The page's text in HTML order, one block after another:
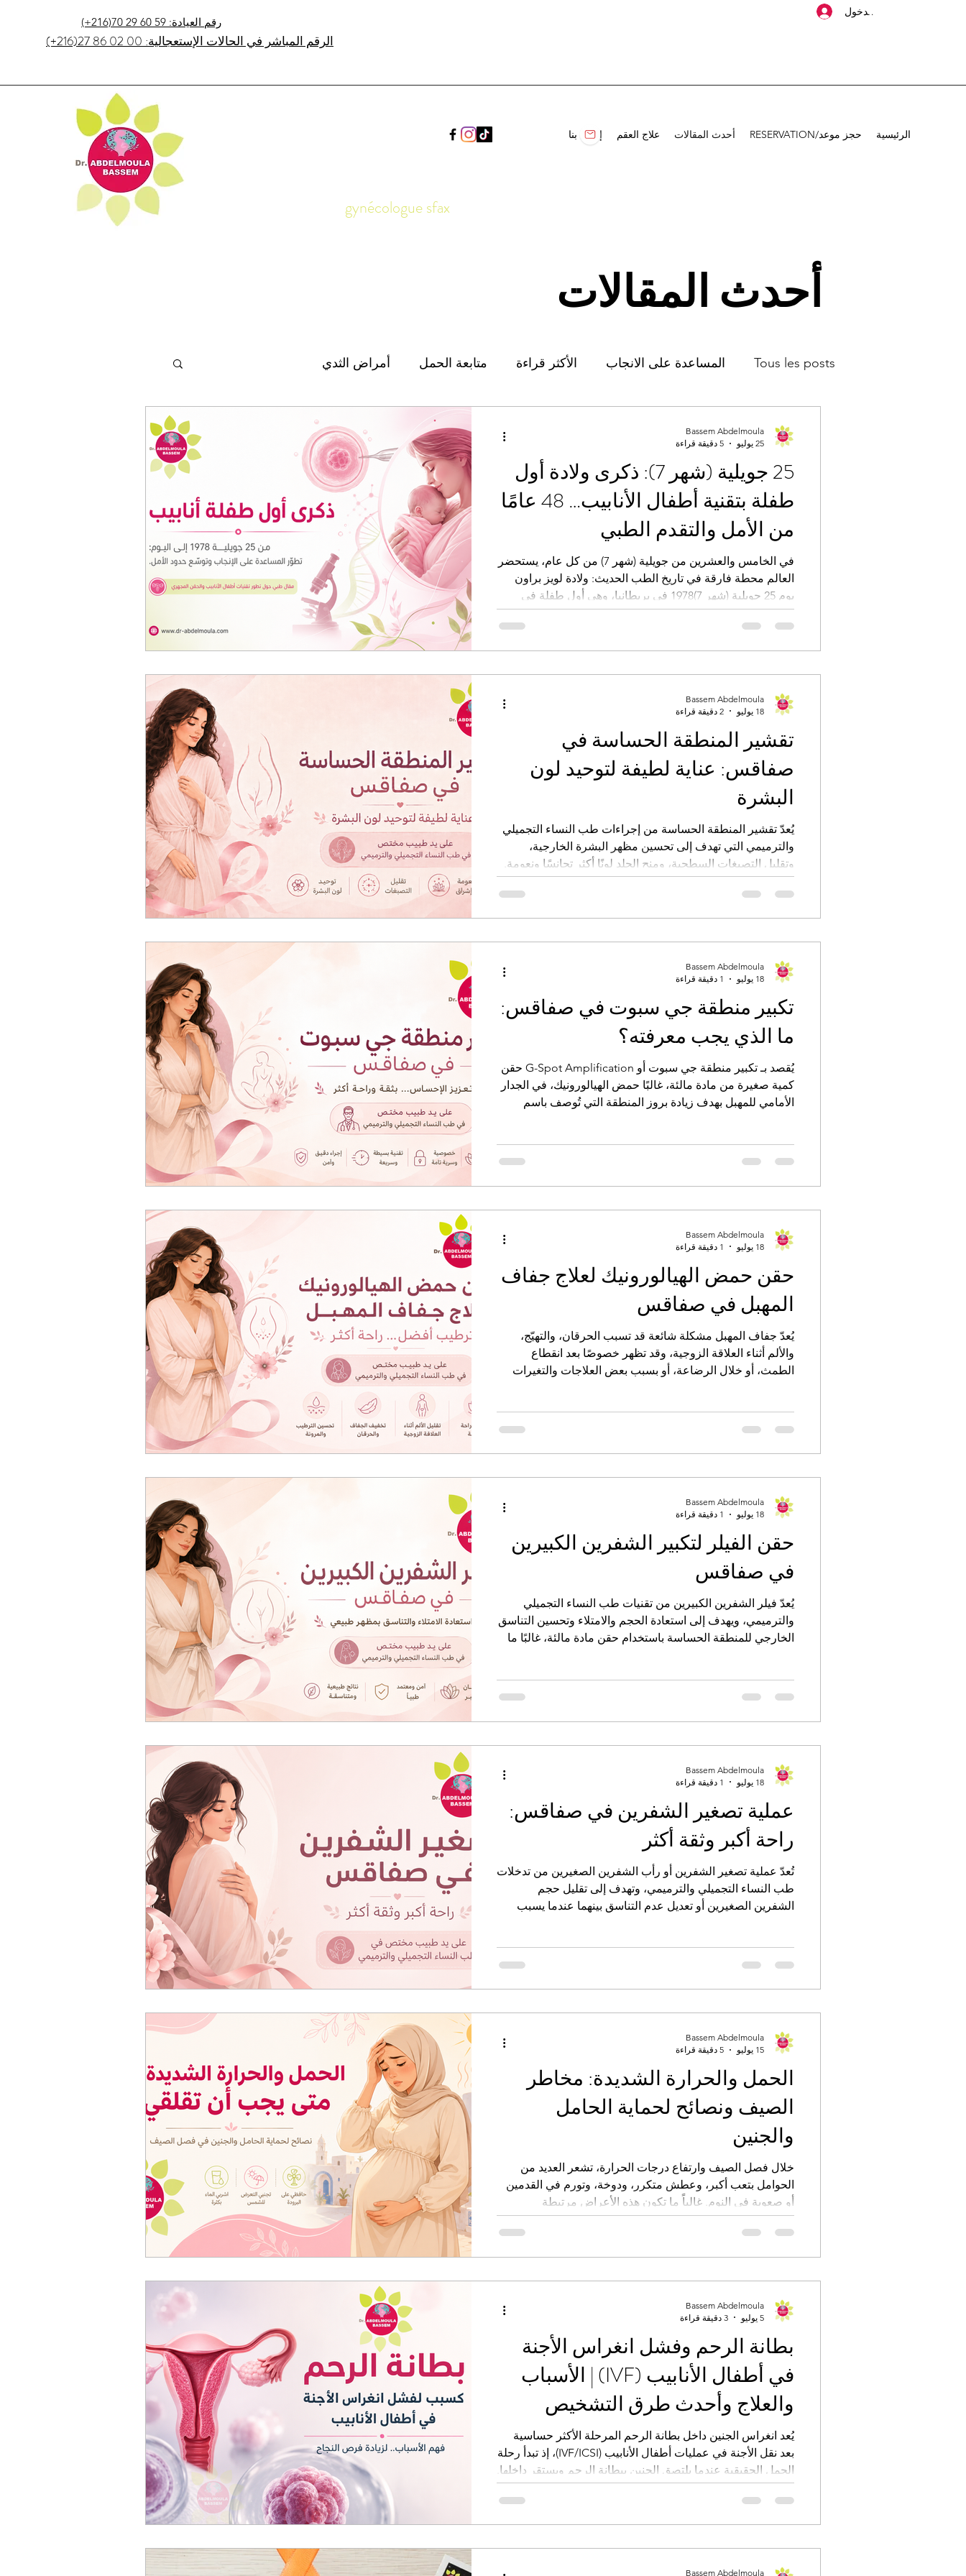
(+216)70 29 60 59 :رقم العيادة
(+216)27 86 02 00 :الرقم المباشر في الحالات الإستعجالية
تسجيل الدخول
الرئيسية حجز موعد/RESERVATION أحدث المقالات علاج العقم إتصل بنا
gynécologue sfax
أحدث المقالات
Tous les posts المساعدة على الانجاب الأكثر قراءة متابعة الحمل أمراض الثدي
25 جويلية (شهر 7): ذكرى ولادة أول
طفلة بتقنية أطفال الأنابيب… 48 عامًا
من الأمل والتقدم الطبي
في الخامس والعشرين من جويلية (شهر 7) من كل عام، يستحضر
العالم محطة فارقة في تاريخ الطب الحديث: ولادة لويز براون
يوم 25 جويلية (شهر 7)1978 في بريطانيا، وهي أول طفلة في
العالم وُلدت بعد نجاح تقنية الإخصاب خارج الجسم أو أطفال
الأنابيب IVF.
Bassem Abdelmoula
25 يوليو
5 دقيقة قراءة
تقشير المنطقة الحساسة في
صفاقس: عناية لطيفة لتوحيد لون
البشرة
يُعدّ تقشير المنطقة الحساسة من إجراءات طب النساء التجميلي
والترميمي التي تهدف إلى تحسين مظهر البشرة الخارجية،
وتقليل التصبغات السطحية، ومنح الجلد لونًا أكثر تجانسًا ونعومة.
Bassem Abdelmoula
18 يوليو
2 دقيقة قراءة
تكبير منطقة جي سبوت في صفاقس:
ما الذي يجب معرفته؟
يُقصد بـ تكبير منطقة جي سبوت أو G-Spot Amplification حقن
كمية صغيرة من مادة مالئة، غالبًا حمض الهيالورونيك، في الجدار
الأمامي للمهبل بهدف زيادة بروز المنطقة التي تُوصف باسم
Bassem Abdelmoula
18 يوليو
1 دقيقة قراءة
حقن حمض الهيالورونيك لعلاج جفاف
المهبل في صفاقس
يُعدّ جفاف المهبل مشكلة شائعة قد تسبب الحرقان، والتهيّج،
والألم أثناء العلاقة الزوجية، وقد تظهر خصوصًا بعد انقطاع
الطمث، أو خلال الرضاعة، أو بسبب بعض العلاجات والتغيرات
Bassem Abdelmoula
18 يوليو
1 دقيقة قراءة
حقن الفيلر لتكبير الشفرين الكبيرين
في صفاقس
يُعدّ فيلر الشفرين الكبيرين من تقنيات طب النساء التجميلي
والترميمي، ويهدف إلى استعادة الحجم والامتلاء وتحسين التناسق
الخارجي للمنطقة الحساسة باستخدام حقن مادة مالئة، غالبًا ما
Bassem Abdelmoula
18 يوليو
1 دقيقة قراءة
عملية تصغير الشفرين في صفاقس:
راحة أكبر وثقة أكثر
تُعدّ عملية تصغير الشفرين أو رأب الشفرين الصغيرين من تدخلات
طب النساء التجميلي والترميمي، وتهدف إلى تقليل حجم
الشفرين الصغيرين أو تعديل عدم التناسق بينهما عندما يسبب
Bassem Abdelmoula
18 يوليو
1 دقيقة قراءة
الحمل والحرارة الشديدة: مخاطر
الصيف ونصائح لحماية الحامل
والجنين
خلال فصل الصيف وارتفاع درجات الحرارة، تشعر العديد من
الحوامل بتعب أكبر، وعطش متكرر، ودوخة، وتورم في القدمين
أو صعوبة في النوم. غالباً ما تكون هذه الأعراض مرتبطة
بالتغيرات الطبيعية التي تحدث أثناء الحمل، لكن الحرارة الشديدة
والجفاف قد يزيدان من احتمال حدوث بعض المضاعفات، خاصة
عند التعرض للشمس لمدة طويلة أو القيام بمجهود بدني دون
Bassem Abdelmoula
15 يوليو
5 دقيقة قراءة
بطانة الرحم وفشل انغراس الأجنة
في أطفال الأنابيب (IVF) | الأسباب
والعلاج وأحدث طرق التشخيص
يُعد انغراس الجنين داخل بطانة الرحم المرحلة الأكثر حساسية
بعد نقل الأجنة في عمليات أطفال الأنابيب (IVF/ICSI)، إذ تبدأ رحلة
الحمل الحقيقية عندما يلتصق الجنين ببطانة الرحم ويستقر داخلها.
Bassem Abdelmoula
5 يوليو
3 دقيقة قراءة
Bassem Abdelmoula